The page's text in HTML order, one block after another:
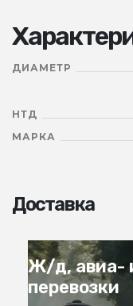
ДИАМЕТР
НТД
МАРКА
Доставка
Ж/д, авиа-
перевозки